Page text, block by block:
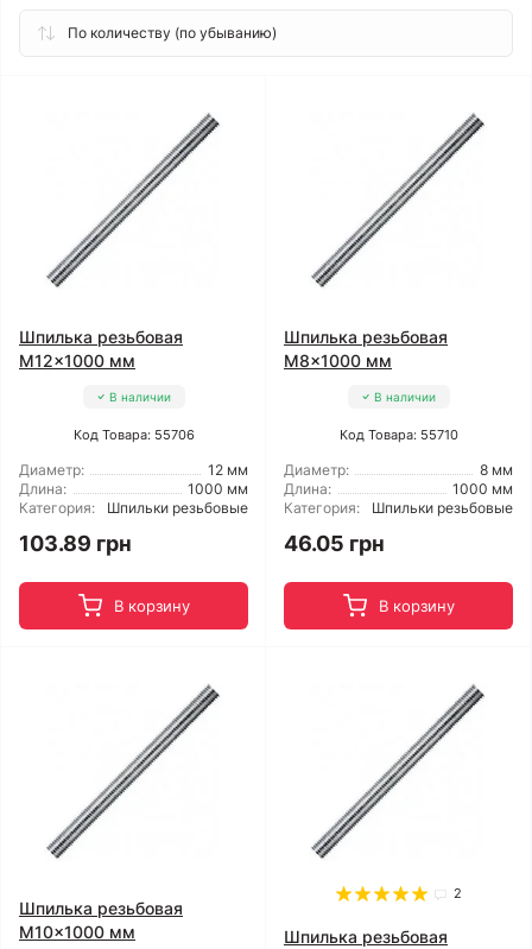
Шпилька резьбовая
M12x1000 мм
В наличии
Код Товара: 55706
Диаметр:
12 мм
Длина:
1000 мм
Категория:
Шпильки резьбовые
103.89 грн
В корзину
Шпилька резьбовая
M8x1000 мм
В наличии
Код Товара: 55710
Диаметр:
8 мм
Длина:
1000 мм
Категория:
Шпильки резьбовые
46.05 грн
В корзину
Шпилька резьбовая
M10x1000 мм
2
Шпилька резьбовая